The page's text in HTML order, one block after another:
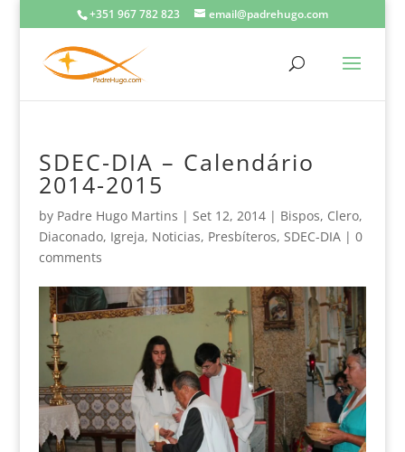
+351 967 782 823 email@padrehugo.com
SDEC-DIA – Calendário
2014-2015
by Padre Hugo Martins | Set 12, 2014| Bispos, Clero,
Diaconado, Igreja, Noticias, Presbíteros, SDEC-DIA| 0
comments